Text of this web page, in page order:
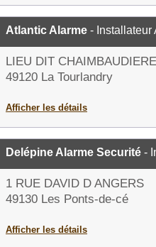
Atlantic Alarme - Installateur
LIEU DIT CHAIMBAUDIERE
49120 La Tourlandry
Afficher les détails
Delépine Alarme Securité -
1 RUE DAVID D ANGERS
49130 Les Ponts-de-cé
Afficher les détails